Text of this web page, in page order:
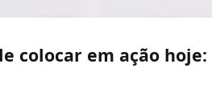
colocar em ação hoje: